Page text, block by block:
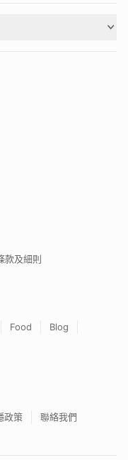
款及細則
Food
Blog
政策 聯絡我們